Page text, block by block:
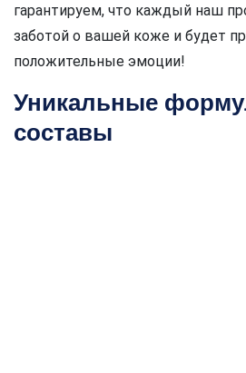
гарантируем, что каждый наш
заботой о вашей коже и будет
положительные эмоции!
Уникальные
составы